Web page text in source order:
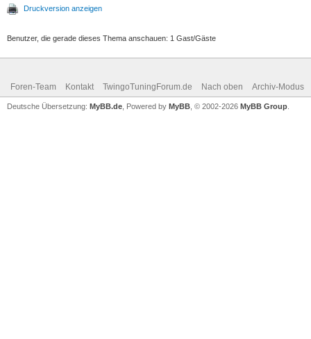
Druckversion anzeigen
Benutzer, die gerade dieses Thema anschauen: 1 Gast/Gäste
Foren-Team Kontakt TwingoTuningForum.de Nach oben Archiv-Modus
Deutsche Übersetzung: MyBB.de , Powered by MyBB , © 2002-2026 MyBB Group